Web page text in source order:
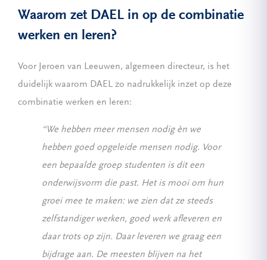
Waarom zet DAEL in op de combinatie
werken en leren?
Voor Jeroen van Leeuwen, algemeen directeur, is het
duidelijk waarom DAEL zo nadrukkelijk inzet op deze
combinatie werken en leren:
“We hebben meer mensen nodig èn we
hebben goed opgeleide mensen nodig. Voor
een bepaalde groep studenten is dit een
onderwijsvorm die past. Het is mooi om hun
groei mee te maken: we zien dat ze steeds
zelfstandiger werken, goed werk afleveren en
daar trots op zijn. Daar leveren we graag een
bijdrage aan. De meesten blijven na het